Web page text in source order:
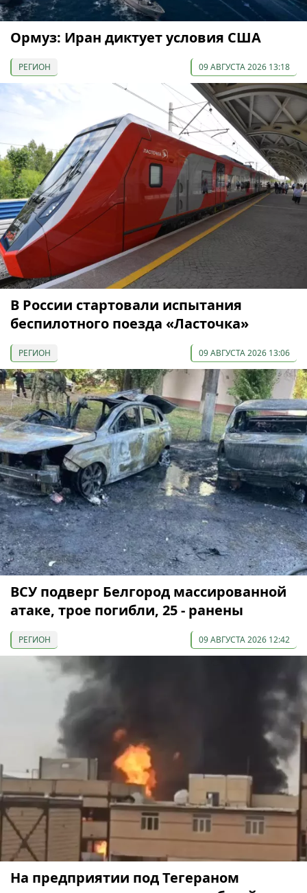
Ормуз: Иран диктует условия США
РЕГИОН 09 АВГУСТА 2026 13:18
В России стартовали испытания
беспилотного поезда «Ласточка»
РЕГИОН 09 АВГУСТА 2026 13:06
ВСУ подверг Белгород массированной
атаке, трое погибли, 25 - ранены
РЕГИОН 09 АВГУСТА 2026 12:42
На предприятии под Тегераном